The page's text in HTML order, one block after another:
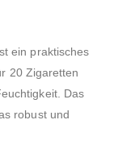
ein praktisches
20 Zigaretten
Das
robust und